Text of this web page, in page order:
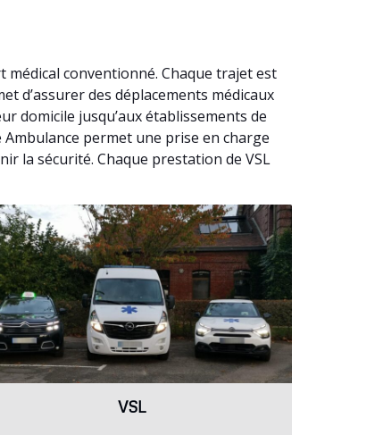
médical conventionné. Chaque trajet est
d’assurer des déplacements médicaux
domicile jusqu’aux établissements de
permet une prise en charge
la sécurité. Chaque prestation de VSL
VSL